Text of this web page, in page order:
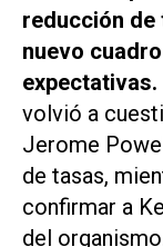
reducción de
nuevo
expectativas.
volvió a
Jerome
de tasas,
confirmar a
del